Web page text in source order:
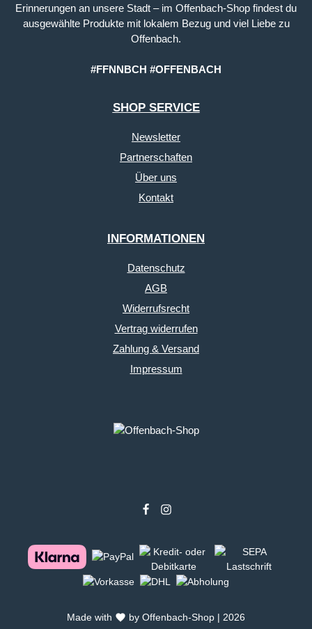
Erinnerungen an unsere Stadt – im Offenbach-Shop findest du
ausgewählte Produkte mit lokalem Bezug und viel Liebe zu
Offenbach.
#FFNNBCH #OFFENBACH
SHOP SERVICE
Newsletter
Partnerschaften
Über uns
Kontakt
INFORMATIONEN
Datenschutz
AGB
Widerrufsrecht
Vertrag widerrufen
Zahlung & Versand
Impressum
Made with by Offenbach-Shop | 2026